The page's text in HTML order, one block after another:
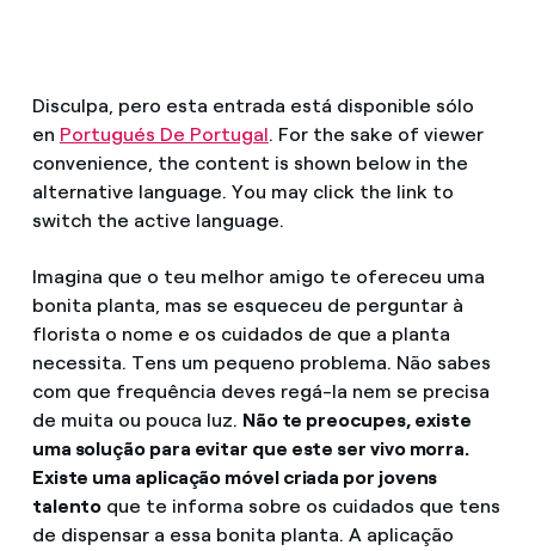
¿Has recibido una oferta para cambiar de
compañía?
Ofertas para autónomos y Pymes
Te ayudamos
Compromiso
Blog
Estafas telefónicas
Disculpa, pero esta entrada está disponible sólo
en Portugués De Portugal. For the sake of viewer
convenience, the content is shown below in the
alternative language. You may click the link to
switch the active language.
Imagina que o teu melhor amigo te ofereceu uma
bonita planta, mas se esqueceu de perguntar à
florista o nome e os cuidados de que a planta
necessita. Tens um pequeno problema. Não sabes
com que frequência deves regá-la nem se precisa
de muita ou pouca luz. Não te preocupes, existe
uma solução para evitar que este ser vivo morra.
Existe uma aplicação móvel criada por jovens
talento que te informa sobre os cuidados que tens
de dispensar a essa bonita planta. A aplicação